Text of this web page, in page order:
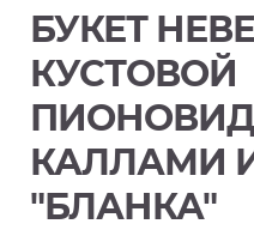
БУКЕТ
КУСТОВОЙ
КАЛЛАМИ
"БЛАНКА"